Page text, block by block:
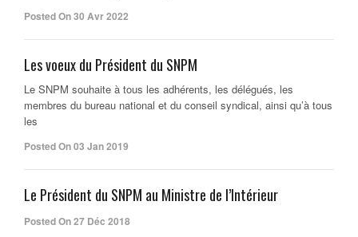
Posted On 30 Avr 2022
Les voeux du Président du SNPM
Le SNPM souhaite à tous les adhérents, les délégués, les
membres du bureau national et du conseil syndical, ainsi qu’à tous
les
Posted On 03 Jan 2019
Le Président du SNPM au Ministre de l’Intérieur
Posted On 27 Déc 2018